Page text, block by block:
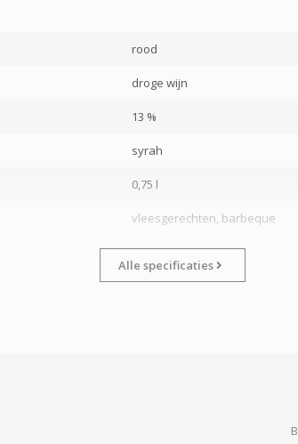
rood
droge wijn
13 %
syrah
0,75 l
vleesgerechten, barbeque
Alle specificaties